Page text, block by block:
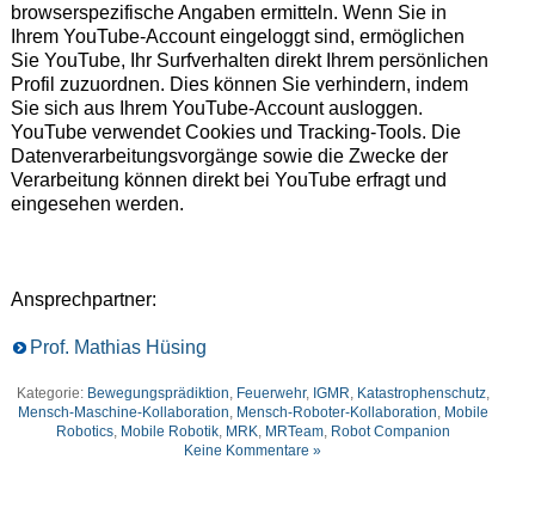
browserspezifische Angaben ermitteln. Wenn Sie in
Ihrem YouTube-Account eingeloggt sind, ermöglichen
Sie YouTube, Ihr Surfverhalten direkt Ihrem persönlichen
Profil zuzuordnen. Dies können Sie verhindern, indem
Sie sich aus Ihrem YouTube-Account ausloggen.
YouTube verwendet Cookies und Tracking-Tools. Die
Datenverarbeitungsvorgänge sowie die Zwecke der
Verarbeitung können direkt bei YouTube erfragt und
eingesehen werden.
Ansprechpartner:
Prof. Mathias Hüsing
Kategorie: Bewegungsprädiktion Feuerwehr, IGMR Katastrophenschutz,
Mensch-Maschine-Kollaboration Mensch-Roboter-Kollaboration Mobile
Robotics, Mobile Robotik, MRK MRTeam, Robot Companion
Keine Kommentare »